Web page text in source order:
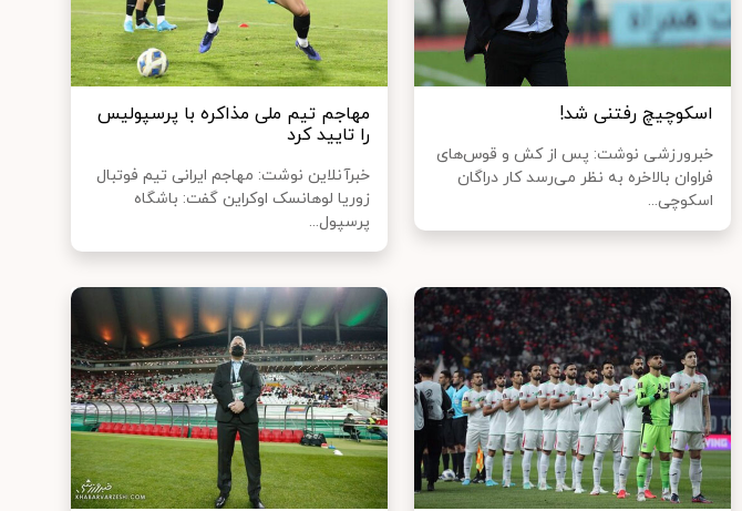
اسکوچیچ رفتنی شد!
خبرورزشی نوشت: پس از کش و قوس‌های
فراوان بالاخره به نظر می‌رسد کار دراگان
اسکوچی...
مهاجم تیم ملی مذاکره با پرسپولیس
را تایید کرد
خبرآنلاین نوشت: مهاجم ایرانی تیم فوتبال
زوریا لوهانسک اوکراین گفت: باشگاه
پرسپول...